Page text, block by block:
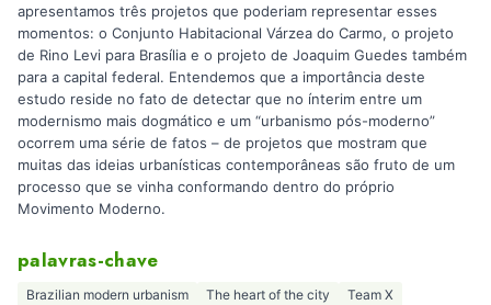
apresentamos três projetos que poderiam representar esses
momentos: o Conjunto Habitacional Várzea do Carmo, o projeto
de Rino Levi para Brasília e o projeto de Joaquim Guedes também
para a capital federal. Entendemos que a importância deste
estudo reside no fato de detectar que no ínterim entre um
modernismo mais dogmático e um “urbanismo pós-moderno”
ocorrem uma série de fatos – de projetos que mostram que
muitas das ideias urbanísticas contemporâneas são fruto de um
processo que se vinha conformando dentro do próprio
Movimento Moderno.
palavras-chave
Brazilian modern urbanism The heart of the city Team X